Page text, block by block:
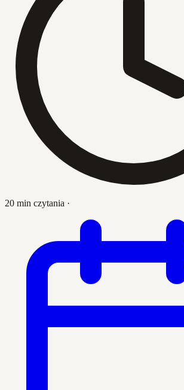
20 min czytania ·